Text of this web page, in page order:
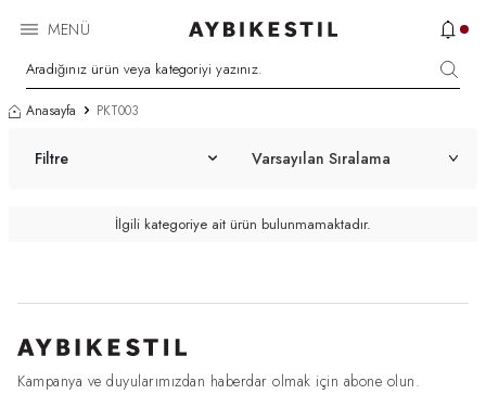
MENÜ
Anasayfa PKT003
Filtre
İlgili kategoriye ait ürün bulunmamaktadır.
Kampanya ve duyularımızdan haberdar olmak için abone olun.